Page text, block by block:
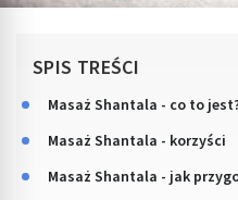
SPIS TREŚCI
Masaż Shantala - co to
Masaż Shantala - korzyści
Masaż Shantala - jak